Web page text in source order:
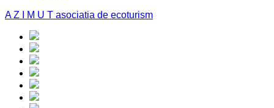
A Z I M U T asociatia de ecoturism